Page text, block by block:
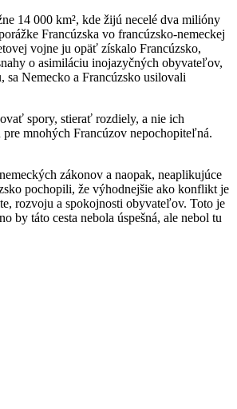
14 000 km², kde žijú necelé dva milióny
Francúzska vo francúzsko-nemeckej
vojne ju opäť získalo Francúzsko,
o asimiláciu inojazyčných obyvateľov,
Nemecko a Francúzsko usilovali
spory, stierať rozdiely, a nie ich
mnohých Francúzov nepochopiteľná.
zákonov a naopak, neaplikujúce
pochopili, že výhodnejšie ako konflikt je
rozvoju a spokojnosti obyvateľov. Toto je
táto cesta nebola úspešná, ale nebol tu